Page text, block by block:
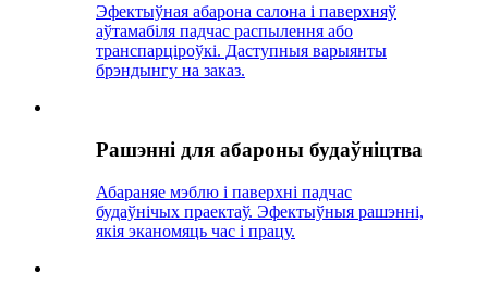
Эфектыўная абарона салона і паверхняў
аўтамабіля падчас распылення або
транспарціроўкі. Даступныя варыянты
брэндынгу на заказ.
Рашэнні для абароны будаўніцтва
Абараняе мэблю і паверхні падчас
будаўнічых праектаў. Эфектыўныя рашэнні,
якія эканомяць час і працу.